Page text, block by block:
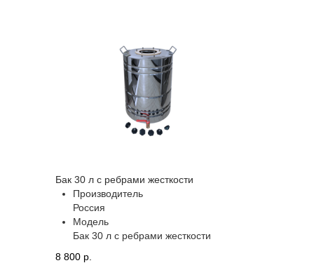
Бак 30 л с ребрами жесткости
Производитель
Россия
Модель
Бак 30 л с ребрами жесткости
8 800 p.